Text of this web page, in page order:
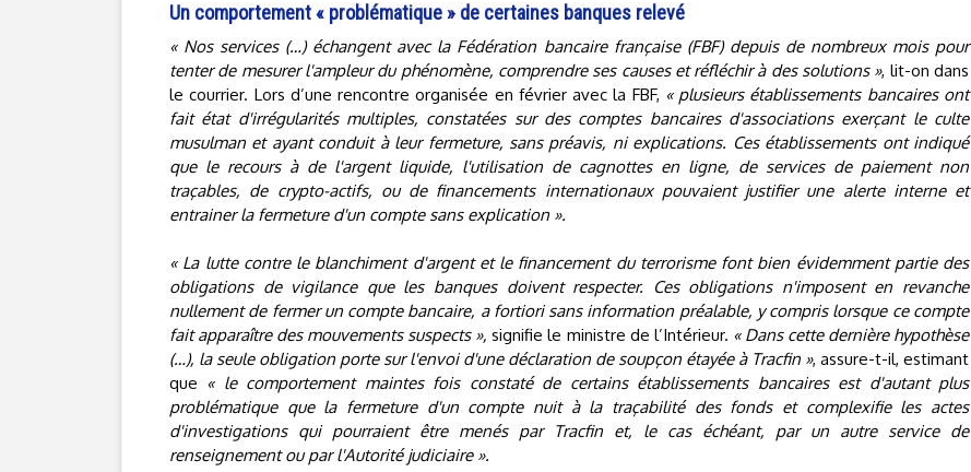
Un comportement « problématique » de certaines banques relevé
« Nos services (…) échangent avec la Fédération bancaire française (FBF) depuis de nombreux mois pour
tenter de mesurer l'ampleur du phénomène, comprendre ses causes et réfléchir à des solutions », lit-on dans
le courrier. Lors d’une rencontre organisée en février avec la FBF, « plusieurs établissements bancaires ont
fait état d'irrégularités multiples, constatées sur des comptes bancaires d'associations exerçant le culte
musulman et ayant conduit à leur fermeture, sans préavis, ni explications. Ces établissements ont indiqué
que le recours à de l'argent liquide, l'utilisation de cagnottes en ligne, de services de paiement non
traçables, de crypto-actifs, ou de financements internationaux pouvaient justifier une alerte interne et
entrainer la fermeture d'un compte sans explication ».
« La lutte contre le blanchiment d'argent et le financement du terrorisme font bien évidemment partie des
obligations de vigilance que les banques doivent respecter. Ces obligations n'imposent en revanche
nullement de fermer un compte bancaire, a fortiori sans information préalable, y compris lorsque ce compte
fait apparaître des mouvements suspects », signifie le ministre de l’Intérieur. « Dans cette dernière hypothèse
(…), la seule obligation porte sur l'envoi d'une déclaration de soupçon étayée à Tracfin », assure-t-il, estimant
que « le comportement maintes fois constaté de certains établissements bancaires est d'autant plus
problématique que la fermeture d'un compte nuit à la traçabilité des fonds et complexifie les actes
d'investigations qui pourraient être menés par Tracfin et, le cas échéant, par un autre service de
renseignement ou par l'Autorité judiciaire ».